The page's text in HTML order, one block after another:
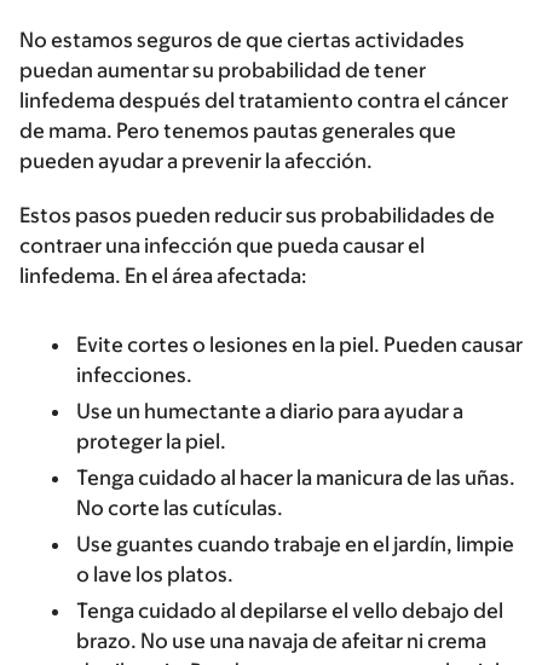
No estamos seguros de que ciertas actividades
puedan aumentar su probabilidad de tener
linfedema después del tratamiento contra el cáncer
de mama. Pero tenemos pautas generales que
pueden ayudar a prevenir la afección.
Estos pasos pueden reducir sus probabilidades de
contraer una infección que pueda causar el
linfedema. En el área afectada:
Evite cortes o lesiones en la piel. Pueden causar
infecciones.
Use un humectante a diario para ayudar a
proteger la piel.
Tenga cuidado al hacer la manicura de las uñas.
No corte las cutículas.
Use guantes cuando trabaje en el jardín, limpie
o lave los platos.
Tenga cuidado al depilarse el vello debajo del
brazo. No use una navaja de afeitar ni crema